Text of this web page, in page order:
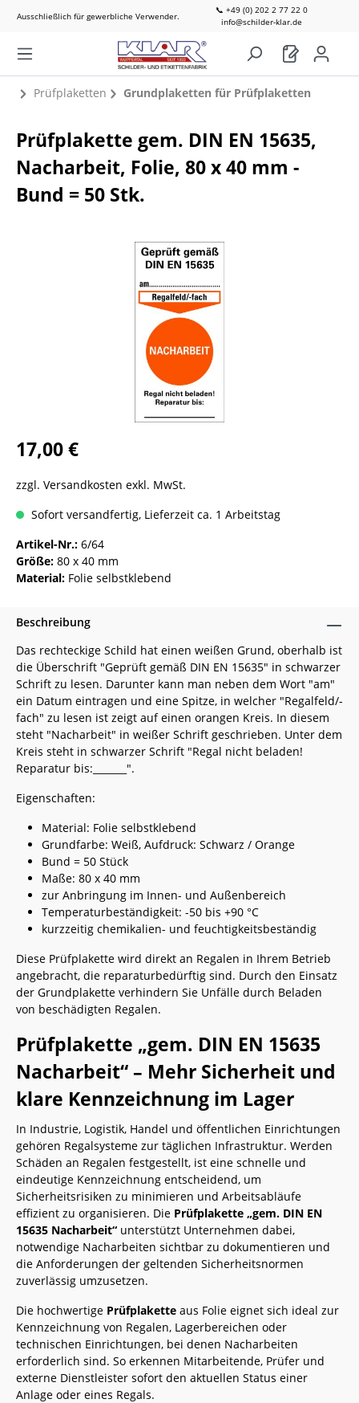
Ausschließlich für gewerbliche Verwender.
📞 +49 (0) 202 2 77 22 0
info@schilder-klar.de
Prüfplaketten Grundplaketten für Prüfplaketten
Prüfplakette gem. DIN EN 15635,
Nacharbeit, Folie, 80 x 40 mm -
Bund = 50 Stk.
17,00 €
zzgl. Versandkosten exkl. MwSt.
Sofort versandfertig, Lieferzeit ca. 1 Arbeitstag
Artikel-Nr.: 6/64
Größe: 80 x 40 mm
Material: Folie selbstklebend
Beschreibung
Das rechteckige Schild hat einen weißen Grund, oberhalb ist
die Überschrift "Geprüft gemäß DIN EN 15635" in schwarzer
Schrift zu lesen. Darunter kann man neben dem Wort "am"
ein Datum eintragen und eine Spitze, in welcher "Regalfeld/-
fach" zu lesen ist zeigt auf einen orangen Kreis. In diesem
steht "Nacharbeit" in weißer Schrift geschrieben. Unter dem
Kreis steht in schwarzer Schrift "Regal nicht beladen!
Reparatur bis:_______".
Eigenschaften:
Material: Folie selbstklebend
Grundfarbe: Weiß, Aufdruck: Schwarz / Orange
Bund = 50 Stück
Maße: 80 x 40 mm
zur Anbringung im Innen- und Außenbereich
Temperaturbeständigkeit: -50 bis +90 °C
kurzzeitig chemikalien- und feuchtigkeitsbeständig
Diese Prüfplakette wird direkt an Regalen in Ihrem Betrieb
angebracht, die reparaturbedürftig sind. Durch den Einsatz
der Grundplakette verhindern Sie Unfälle durch Beladen
von beschädigten Regalen.
Prüfplakette „gem. DIN EN 15635
Nacharbeit“ – Mehr Sicherheit und
klare Kennzeichnung im Lager
In Industrie, Logistik, Handel und öffentlichen Einrichtungen
gehören Regalsysteme zur täglichen Infrastruktur. Werden
Schäden an Regalen festgestellt, ist eine schnelle und
eindeutige Kennzeichnung entscheidend, um
Sicherheitsrisiken zu minimieren und Arbeitsabläufe
effizient zu organisieren. Die Prüfplakette „gem. DIN EN
15635 Nacharbeit“ unterstützt Unternehmen dabei,
notwendige Nacharbeiten sichtbar zu dokumentieren und
die Anforderungen der geltenden Sicherheitsnormen
zuverlässig umzusetzen.
Die hochwertige Prüfplakette aus Folie eignet sich ideal zur
Kennzeichnung von Regalen, Lagerbereichen oder
technischen Einrichtungen, bei denen Nacharbeiten
erforderlich sind. So erkennen Mitarbeitende, Prüfer und
externe Dienstleister sofort den aktuellen Status einer
Anlage oder eines Regals.